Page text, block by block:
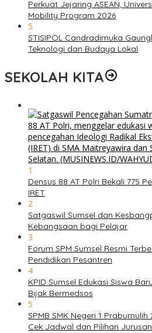
Perkuat Jejaring ASEAN,
Mobility Program 2026
5
STISIPOL Candradimuka
Teknologi dan Budaya Lokal
SEKOLAH KITA
1
Densus 88 AT Polri Bekali 775
IRET
2
Satgaswil Sumsel dan
Kebangsaan bagi Pelajar
3
Forum SPM Sumsel Resmi
Pendidikan Pesantren
4
KPID Sumsel Edukasi Siswa
Bijak Bermedsos
5
SPMB SMK Negeri 1
Cek Jadwal dan Pilihan